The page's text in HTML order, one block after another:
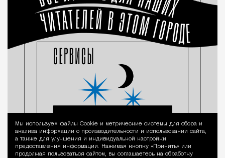
Уведомление
Мы используем файлы Сookie и метрические системы для сбора и
анализа информации о производительности и использовании сайта,
а также для улучшения и индивидуальной настройки
предоставления информации. Нажимая кнопку «Принять» или
продолжая пользоваться сайтом, вы соглашаетесь на обработку